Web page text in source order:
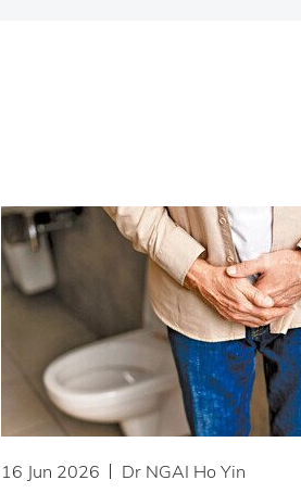
16 Jun 2026 Dr NGAI Ho Yin